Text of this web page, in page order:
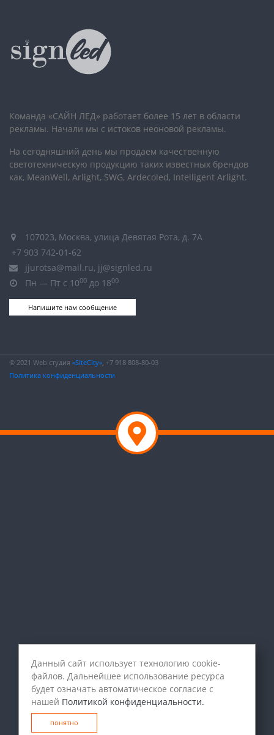
Команда «САЙН ЛЕД» работает более 15 лет в области
рекламы. Начали мы с истоков неоновой рекламы.
На сегодняшний день мы продаем качественную
светотехническую продукцию таких известных брендов
как, MeanWell, Arlight, SWG, Ardecoled, Intelligent Arlight.
107023, Москва, улица Девятая Рота, д. 7А
+7 903 742-01-62
jjurotsa@mail.ru, jj@signled.ru
Пн — Пт с 1000 до 1800
Напишите нам сообщение
© 2021 Web студия «SiteCity», +7 918 808-80-03
Политика конфиденциальности
Данный сайт использует технологию cookie-
файлов. Дальнейшее использование ресурса
будет означать автоматическое согласие с
нашей Политикой конфиденциальности.
понятно